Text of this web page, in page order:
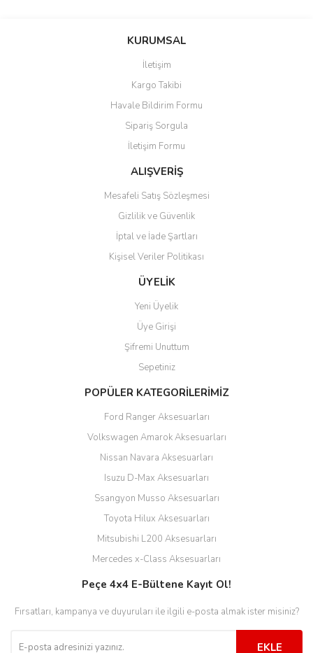
Bu ürüne ilk yorumu siz yapın!
Ürün resmi kalitesiz, bozuk veya görüntülenemiyor.
Ürün açıklamasında eksik bilgiler bulunuyor.
Ürün bilgilerinde hatalar bulunuyor.
Ürün fiyatı diğer sitelerden daha pahalı.
Bu ürüne benzer farklı alternatifler olmalı.
Gönder
KURUMSAL
İletişim
Kargo Takibi
Havale Bildirim Formu
Sipariş Sorgula
İletişim Formu
ALIŞVERİŞ
Mesafeli Satış Sözleşmesi
Gizlilik ve Güvenlik
İptal ve İade Şartları
Kişisel Veriler Politikası
ÜYELİK
Yeni Üyelik
Üye Girişi
Şifremi Unuttum
Sepetiniz
POPÜLER KATEGORİLERİMİZ
Ford Ranger Aksesuarları
Volkswagen Amarok Aksesuarları
Nissan Navara Aksesuarları
Isuzu D-Max Aksesuarları
Ssangyon Musso Aksesuarları
Toyota Hilux Aksesuarları
Mitsubishi L200 Aksesuarları
Mercedes x-Class Aksesuarları
Peçe 4x4 E-Bültene Kayıt Ol!
Fırsatları, kampanya ve duyuruları ile ilgili e-posta almak ister misiniz?
EKLE